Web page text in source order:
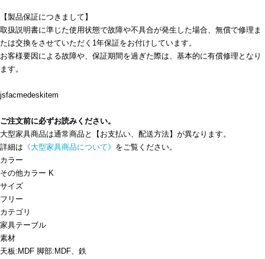
【製品保証につきまして】
取扱説明書に準じた使用状態で故障や不具合が発生した場合、無償で修理ま
たは交換をさせていただく1年保証をお付けしています。
お客様要因による故障や、保証期間を過ぎた際は、基本的に有償修理となり
ます。
jsfacmedeskitem
ご注文前に必ずお読みください。
大型家具商品は通常商品と【お支払い、配送方法】が異なります。
詳細は 《大型家具商品について》 をご覧ください。
カラー
その他カラー K
サイズ
フリー
カテゴリ
家具テーブル
素材
天板:MDF 脚部:MDF、鉄